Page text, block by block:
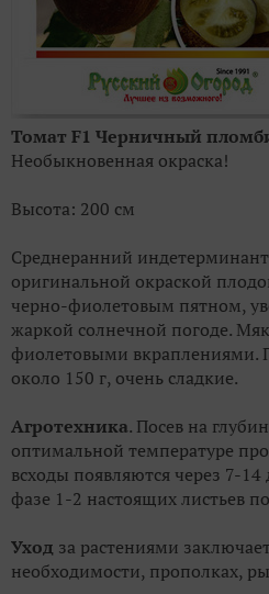
Томат F1 Черничный
Необыкновенная окраска!
Высота: 200 см
Среднеранний
оригинальной окраской
черно-фиолетовым пятном,
жаркой солнечной погоде.
фиолетовыми вкраплениями.
около 150 г, очень сладкие.
Агротехника. Посев на
оптимальной температуре
всходы появляются через 7-
фазе 1-2 настоящих листьев
Уход за растениями
необходимости, прополках,